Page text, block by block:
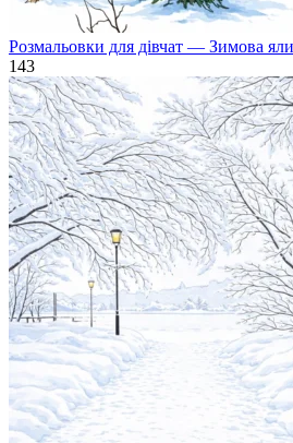
Розмальовки для дівчат — Зимова
143